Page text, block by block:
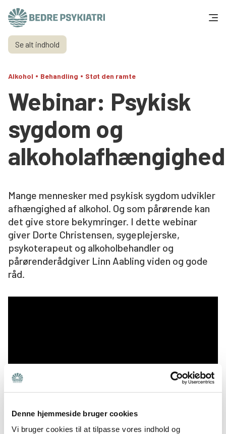
Denne hjemmeside bruger cookies
Vi bruger cookies til at tilpasse vores indhold og
Skip to content
Få hjælp
Tal og fakta
Om os
Vær med
Presse og politik
Støt os
Søg
Se alt indhold
Alkohol • Behandling • Støt den ramte
Webinar: Psykisk
sygdom og
alkoholafhængighed
Mange mennesker med psykisk sygdom udvikler
afhængighed af alkohol. Og som pårørende kan
det give store bekymringer. I dette webinar
giver Dorte Christensen, sygeplejerske,
psykoterapeut og alkoholbehandler og
pårørenderådgiver Linn Aabling viden og gode
råd.